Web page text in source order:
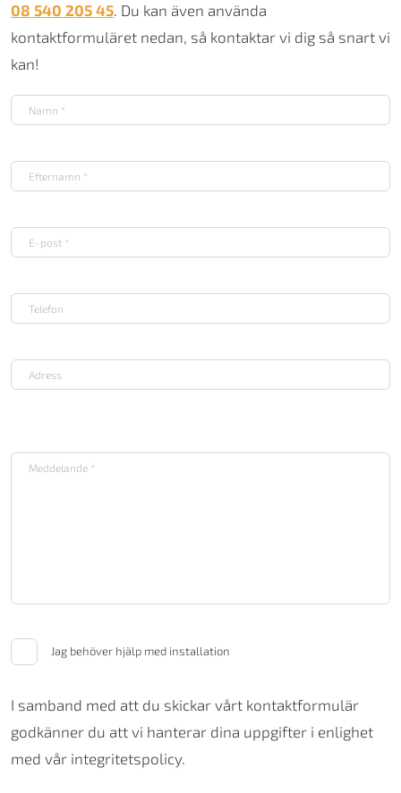
08 540 205 45. Du kan även använda
kontaktformuläret nedan, så kontaktar vi dig så snart vi
kan!
Jag behöver hjälp med installation
I samband med att du skickar vårt kontaktformulär
godkänner du att vi hanterar dina uppgifter i enlighet
med vår integritetspolicy.